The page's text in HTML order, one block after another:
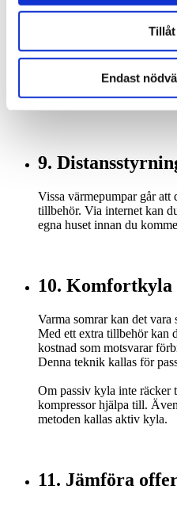
Endast
8. Buller
omgivningen. De flesta
värmepumpsljudet.
Har du möjlighet att
gör gärna det.
9.
Vissa värmepumpar går att
tillbehör. Via internet kan
egna huset innan du
10. Komfortkyla
Varma somrar kan det vara
Med ett extra tillbehör kan
kostnad som motsvarar
Denna teknik kallas för
Om passiv kyla inte räcker
kompressor hjälpa till.
metoden kallas aktiv kyla.
11. Jämföra